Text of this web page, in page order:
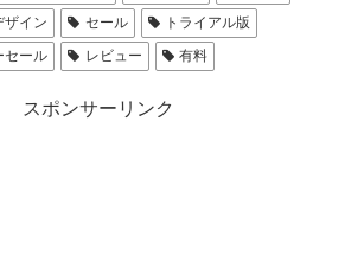
ザイン
セール
トライアル版
セール
レビュー 有料
スポンサーリンク